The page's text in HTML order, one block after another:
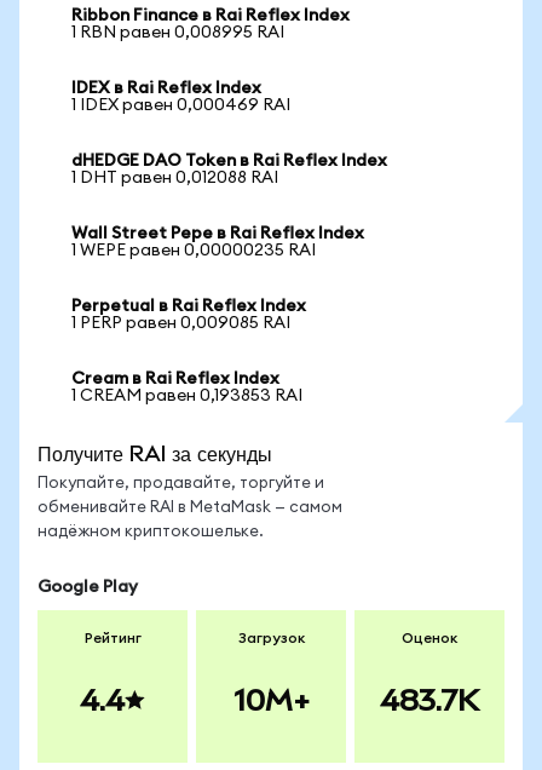
Ribbon Finance в Rai Reflex Index
1 RBN равен 0,008995 RAI
IDEX в Rai Reflex Index
1 IDEX равен 0,000469 RAI
dHEDGE DAO Token в Rai Reflex Index
1 DHT равен 0,012088 RAI
Wall Street Pepe в Rai Reflex Index
1 WEPE равен 0,00000235 RAI
Perpetual в Rai Reflex Index
1 PERP равен 0,009085 RAI
Cream в Rai Reflex Index
1 CREAM равен 0,193853 RAI
Получите RAI за секунды
Покупайте, продавайте, торгуйте и
обменивайте RAI в MetaMask — самом
надёжном криптокошельке.
Google Play
Рейтинг
4.4
Загрузок
10M+
Оценок
483.7K